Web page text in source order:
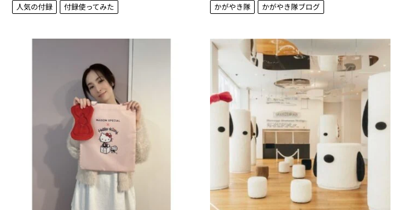
亜由美
人気の付録 付録使ってみた かがやき隊 かがやき隊ブログ